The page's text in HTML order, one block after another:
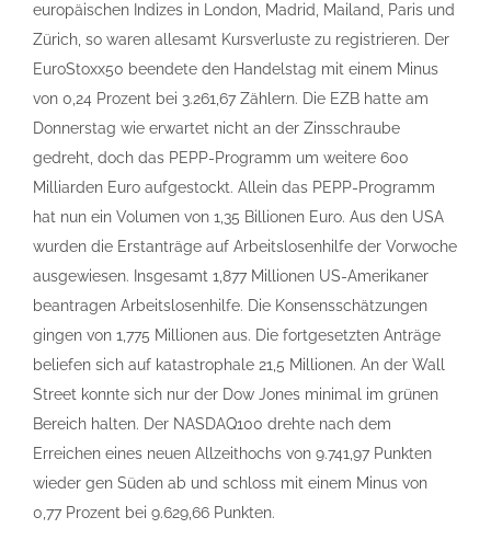
europäischen Indizes in London, Madrid, Mailand, Paris und
Zürich, so waren allesamt Kursverluste zu registrieren. Der
EuroStoxx50 beendete den Handelstag mit einem Minus
von 0,24 Prozent bei 3.261,67 Zählern. Die EZB hatte am
Donnerstag wie erwartet nicht an der Zinsschraube
gedreht, doch das PEPP-Programm um weitere 600
Milliarden Euro aufgestockt. Allein das PEPP-Programm
hat nun ein Volumen von 1,35 Billionen Euro. Aus den USA
wurden die Erstanträge auf Arbeitslosenhilfe der Vorwoche
ausgewiesen. Insgesamt 1,877 Millionen US-Amerikaner
beantragen Arbeitslosenhilfe. Die Konsensschätzungen
gingen von 1,775 Millionen aus. Die fortgesetzten Anträge
beliefen sich auf katastrophale 21,5 Millionen. An der Wall
Street konnte sich nur der Dow Jones minimal im grünen
Bereich halten. Der NASDAQ100 drehte nach dem
Erreichen eines neuen Allzeithochs von 9.741,97 Punkten
wieder gen Süden ab und schloss mit einem Minus von
0,77 Prozent bei 9.629,66 Punkten.